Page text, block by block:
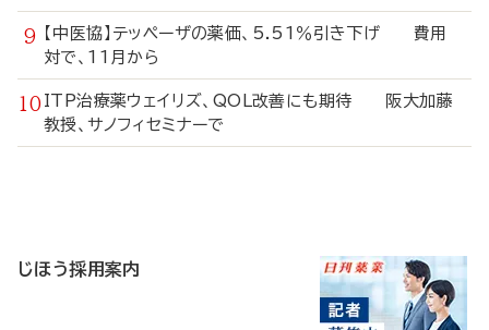
【中医協】テッペーザの薬価、5.51％引き下げ 費用
対で、11月から
ITP治療薬ウェイリズ、QOL改善にも期待 阪大加藤
教授、サノフィセミナーで
じほう採用案内